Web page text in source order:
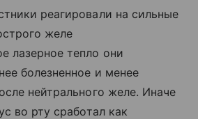
реагировали на сильные
желе
лазерное тепло они
болезненное и менее
нейтрального желе. Иначе
во рту сработал как